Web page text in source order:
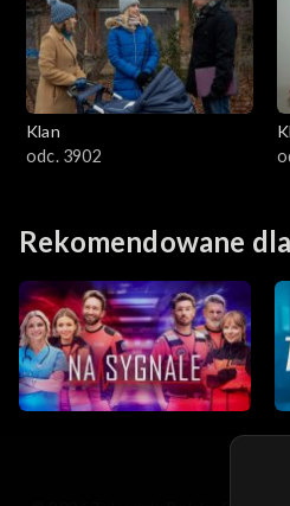
Klan
odc. 3902
Rekomendowane